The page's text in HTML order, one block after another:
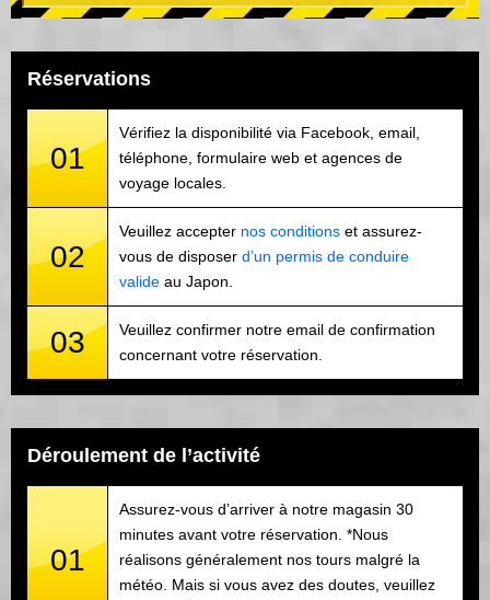
Réservations
01
Vérifiez la disponibilité via Facebook, email,
téléphone, formulaire web et agences de
voyage locales.
02
Veuillez accepter nos conditions et assurez-
vous de disposer d’un permis de conduire
valide au Japon.
03
Veuillez confirmer notre email de confirmation
concernant votre réservation.
Déroulement de l’activité
01
Assurez-vous d’arriver à notre magasin 30
minutes avant votre réservation. *Nous
réalisons généralement nos tours malgré la
météo. Mais si vous avez des doutes, veuillez